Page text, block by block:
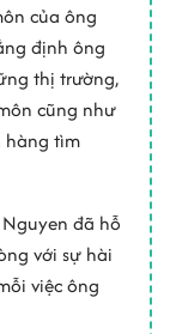
của ông
định ông
thị trường,
cũng như
hàng tìm
đã hỗ
với sự hài
việc ông